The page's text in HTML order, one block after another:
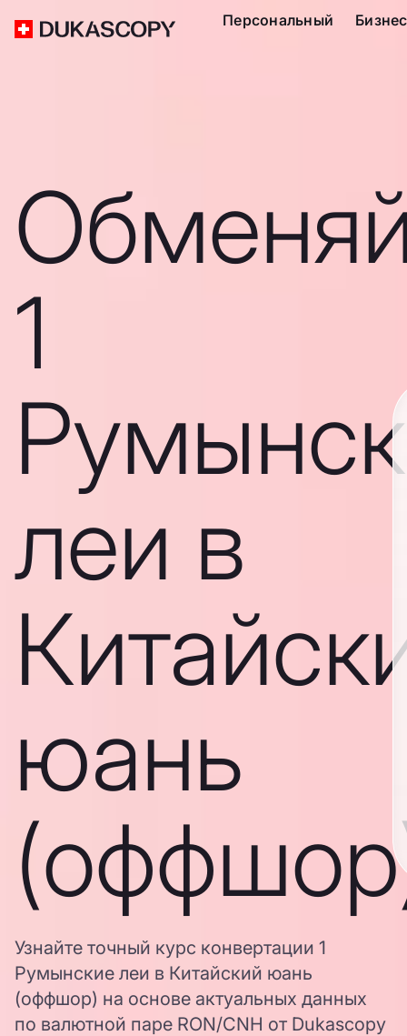
Персональный Бизнес
1
леи в
юань
Узнайте точный курс конвертации 1
Румынские леи в Китайский юань
(оффшор) на основе актуальных данных
по валютной паре RON/CNH от Dukascopy